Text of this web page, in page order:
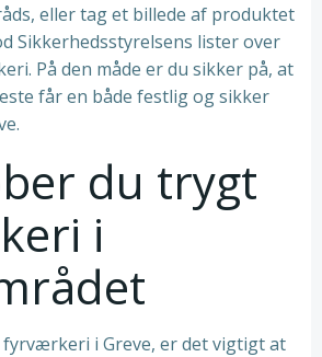
eller tag et billede af produktet
Sikkerhedsstyrelsens lister over
På den måde er du sikker på, at
får en både festlig og sikker
du trygt
i
i Greve, er det vigtigt at